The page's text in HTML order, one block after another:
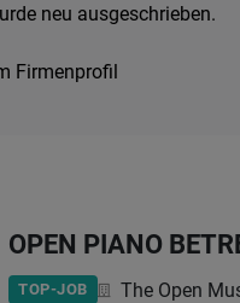
neu ausgeschrieben.
Firmenprofil
OPEN PIANO
TOP-JOB The Open